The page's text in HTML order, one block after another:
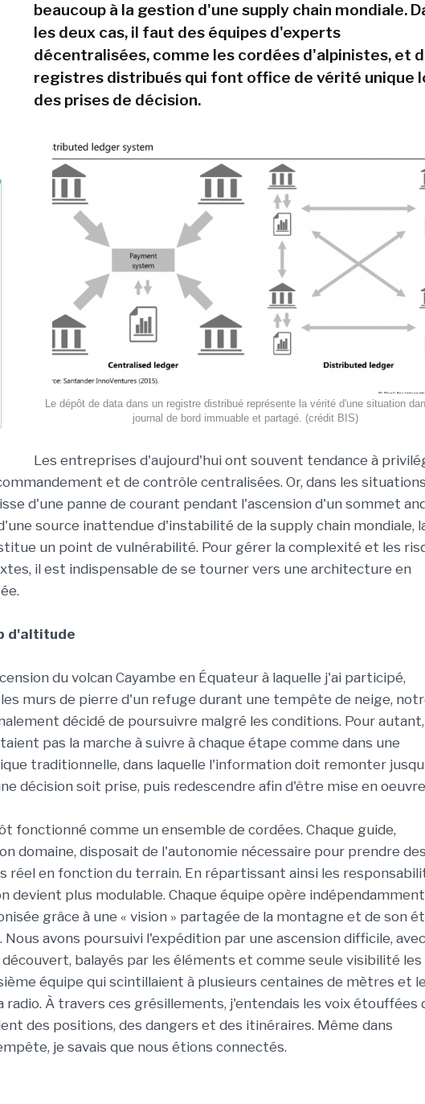
beaucoup à la gestion d'une supply chain mondiale.
les deux cas, il faut des équipes d'experts
décentralisées, comme les cordées d'alpinistes, et
registres distribués qui font office de vérité unique
des prises de décision.
Le dépôt de data dans un registre distribué représente la vérité d'une situation
journal de bord immuable et partagé. (crédit BIS)
Les entreprises d'aujourd'hui ont souvent tendance à
et de contrôle centralisées. Or, dans les situations
d'une panne de courant pendant l'ascension d'un sommet
source inattendue d'instabilité de la supply chain mondiale,
un point de vulnérabilité. Pour gérer la complexité et les
il est indispensable de se tourner vers une architecture en
d'altitude
du volcan Cayambe en Équateur à laquelle j'ai participé,
murs de pierre d'un refuge durant une tempête de neige,
décidé de poursuivre malgré les conditions. Pour
pas la marche à suivre à chaque étape comme dans une
traditionnelle, dans laquelle l'information doit remonter
décision soit prise, puis redescendre afin d'être mise en
fonctionné comme un ensemble de cordées. Chaque guide,
domaine, disposait de l'autonomie nécessaire pour prendre des
réel en fonction du terrain. En répartissant ainsi les
devient plus modulable. Chaque équipe opère
grâce à une « vision » partagée de la montagne et de son
Nous avons poursuivi l'expédition par une ascension difficile,
balayés par les éléments et comme seule visibilité les
équipe qui scintillaient à plusieurs centaines de mètres et
À travers ces grésillements, j'entendais les voix étouffées
des positions, des dangers et des itinéraires. Même dans
je savais que nous étions connectés.